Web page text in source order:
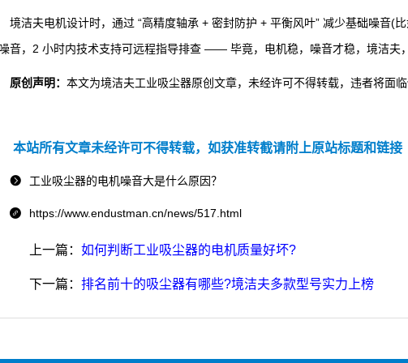
境洁夫电机设计时，通过 “高精度轴承 + 密封防护 + 平衡风叶” 减少基础噪音(
音，2 小时内技术支持可远程指导排查 —— 毕竟，电机稳，噪音才稳，境洁夫
原创声明： 本文为境洁夫工业吸尘器原创文章，未经许可不得转载，违者将面临
本站所有文章未经许可不得转载，如获准转截请附上原站标题和链接
 工业吸尘器的电机噪音大是什么原因？
 https://www.endustman.cn/news/517.html
上一篇： 如何判断工业吸尘器的电机质量好坏?
下一篇： 排名前十的吸尘器有哪些?境洁夫多款型号实力上榜